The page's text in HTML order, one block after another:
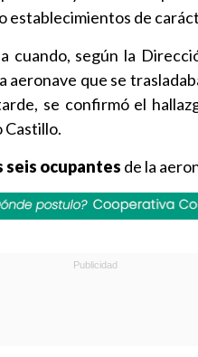
establecimientos de
cuando, según la
aeronave que se
se confirmó el
Castillo.
seis ocupantes de la